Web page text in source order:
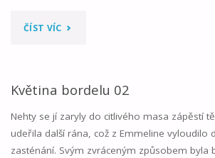
ČÍST VÍC"NOC
TURECKÉM
NEVĚSTINCI"
Květina bordelu 02
Nehty se jí zaryly do citlivého masa zápěstí
udeřila další rána, což z Emmeline vyloudilo
zasténání. Svým zvráceným způsobem byla